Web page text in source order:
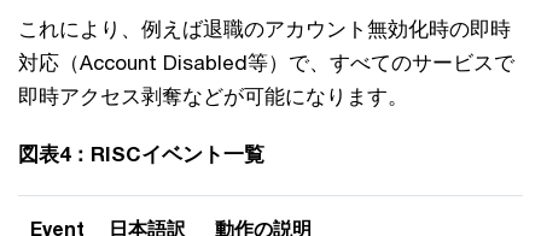
これにより、例えば退職のアカウント無効化時の即時
対応（Account Disabled等）で、すべてのサービスで
即時アクセス剥奪などが可能になります。
図表4：RISCイベント一覧
Event 日本語訳 動作の説明